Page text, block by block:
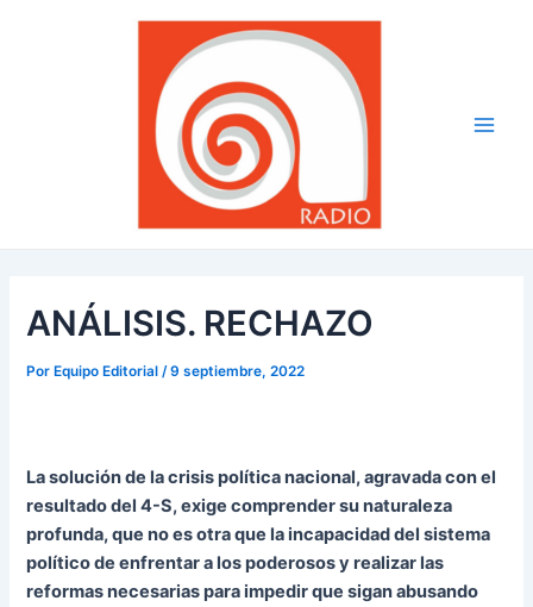
ANÁLISIS. RECHAZO
Por Equipo Editorial/9 septiembre, 2022
La solución de la crisis política nacional, agravada con el
resultado del 4-S, exige comprender su naturaleza
profunda, que no es otra que la incapacidad del sistema
político de enfrentar a los poderosos y realizar las
reformas necesarias para impedir que sigan abusando